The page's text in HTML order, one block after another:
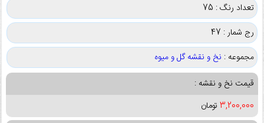
تعداد رنگ : 75
رج شمار : 47
مجموعه : نخ و نقشه گل و میوه
قیمت نخ و نقشه :
3,200,000 تومان